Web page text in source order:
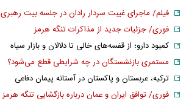
فیلم/ ماجرای غیبت سردار رادان در جلسه بیت رهبری
فوری/ جزئیات جدید از مذاکرات تنگه هرمز
کمبود دارو؛ از قفسه‌های خالی تا دلالان و بازار سیاه
مستمری بازنشستگان در چه شرایطی قطع می‌شود؟
ترکیه، عربستان و پاکستان در آستانه پیمان دفاعی
فوری/ توافق ایران و عمان درباره بازگشایی تنگه هرمز